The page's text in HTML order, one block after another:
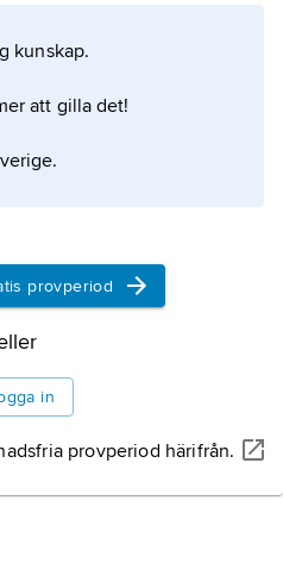
till 1500-talet efter
kunskap.
att gilla det!
provperiod
in
provperiod härifrån.